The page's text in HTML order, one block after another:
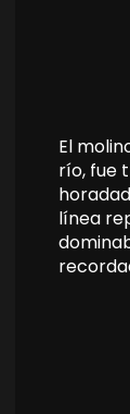
El
río, fue
línea